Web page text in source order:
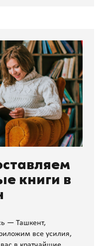
книги в
— Ташкент,
все усилия,